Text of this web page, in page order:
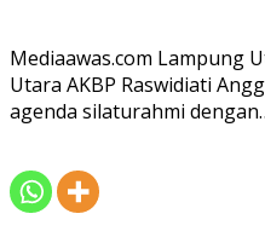
Mediaawas.com Lampung
Utara AKBP Raswidiati
agenda silaturahmi